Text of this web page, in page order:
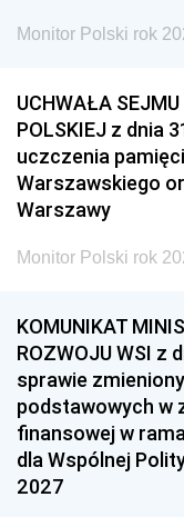
Monitor Polski rok
UCHWAŁA
POLSKIEJ z dnia
uczczenia
Warszawskiego
Warszawy
Monitor Polski rok
KOMUNIKAT
ROZWOJU WSI z
sprawie
podstawowych w
finansowej w
dla Wspólnej
2027